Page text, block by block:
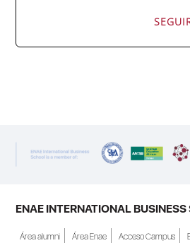
a Crecer". El programa
personas inscritas como
becas de estudio parciales
de al menos una beca...
ENAE INTERNATIONAL
Área alumni Área Enae Acceso Campus